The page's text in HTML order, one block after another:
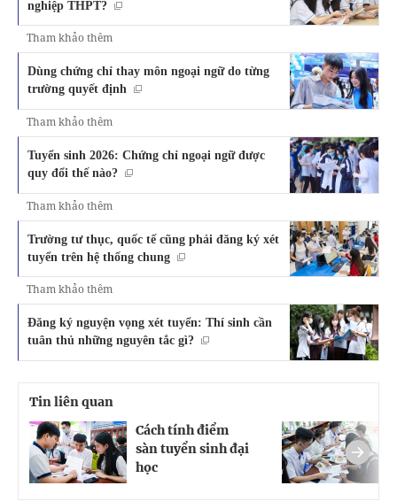
nghiệp THPT?
Tham khảo thêm
Dùng chứng chỉ thay môn ngoại ngữ do từng
trường quyết định
Tham khảo thêm
Tuyển sinh 2026: Chứng chỉ ngoại ngữ được
quy đổi thế nào?
Tham khảo thêm
Trường tư thục, quốc tế cũng phải đăng ký xét
tuyển trên hệ thống chung
Tham khảo thêm
Đăng ký nguyện vọng xét tuyển: Thí sinh cần
tuân thủ những nguyên tắc gì?
Tin liên quan
Cách tính điểm
sàn tuyển sinh đại
học